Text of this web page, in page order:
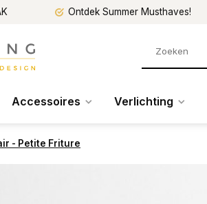
Ontdek Summer Musthaves!
Accessoires Verlichting
- Petite Friture